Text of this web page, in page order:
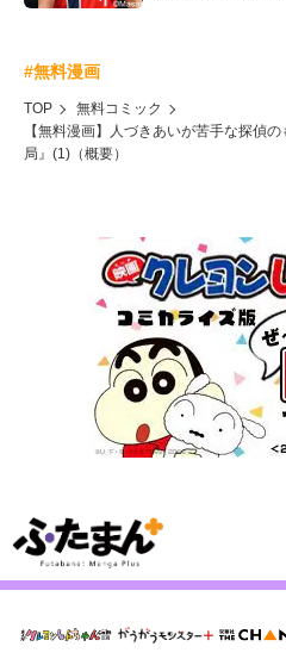
#無料漫画
TOP
無料コミック
【無料漫画】人づきあいが苦手な探偵
局』(1)（概要）